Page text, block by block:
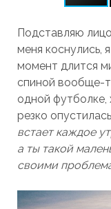
Подставляю
меня коснулись,
момент длится
спиной вообще-
одной футболке,
резко
встает каждое
а ты такой
своими